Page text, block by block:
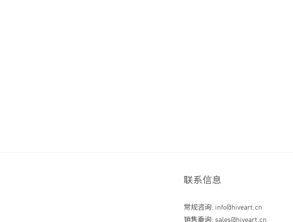
联系信息
常规咨询: info@hiveart.cn
销售垂询: sales@hiveart.cn